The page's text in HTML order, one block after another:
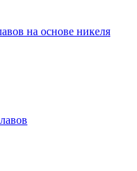
на основе никеля